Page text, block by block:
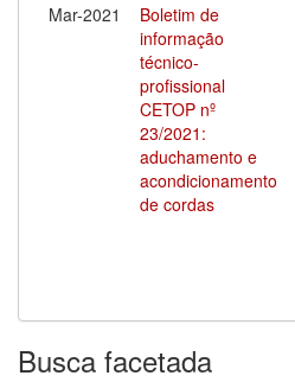
Mar-2021
Boletim de
informação
técnico-
profissional
CETOP nº
23/2021:
aduchamento e
acondicionamento
de cordas
Busca facetada